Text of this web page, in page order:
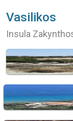
Vasilikos
Insula